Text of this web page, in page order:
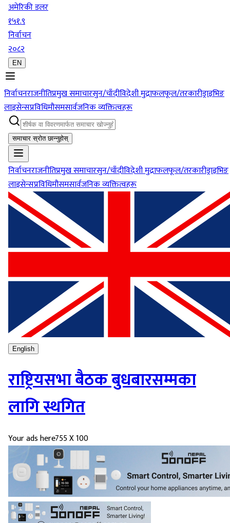
अमेरिकी डलर
१५१.९
निर्वाचन
२०८२
EN
निर्वाचनराजनीतिप्रमुख समाचारसुन/चाँदीविदेशी मुद्राफलफूल/तरकारीड्राइभिङ
लाइसेन्सप्रविधिमौसमसार्वजनिक व्यक्तित्वहरू
समाचार स्रोत छान्नुहोस्
निर्वाचनराजनीतिप्रमुख समाचारसुन/चाँदीविदेशी मुद्राफलफूल/तरकारीड्राइभिङ
लाइसेन्सप्रविधिमौसमसार्वजनिक व्यक्तित्वहरू
English
राष्ट्रियसभा बैठक बुधबारसम्मका
लागि स्थगित
Your ads here755 X 100